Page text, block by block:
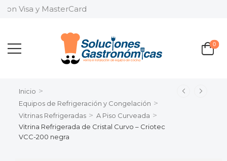
Visa y MasterCard
0
Inicio >
Equipos de Refrigeración y Congelación >
Vitrinas Refrigeradas > A Piso Curveada >
Vitrina Refrigerada de Cristal Curvo – Criotec
VCC-200 negra